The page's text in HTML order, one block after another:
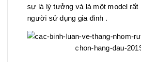
sự là lý tưởng và là một model rất
người sử dụng gia đình .